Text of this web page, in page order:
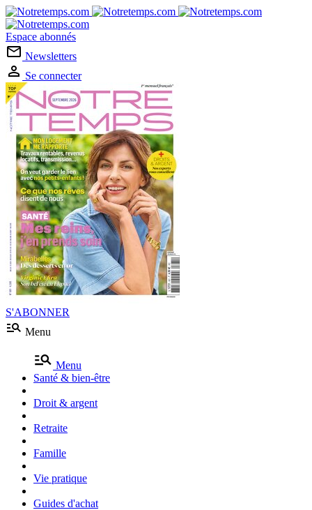
Espace abonnés
Newsletters
Se connecter
S'ABONNER
Menu
Menu
Santé & bien-être
Droit & argent
Retraite
Famille
Vie pratique
Guides d'achat